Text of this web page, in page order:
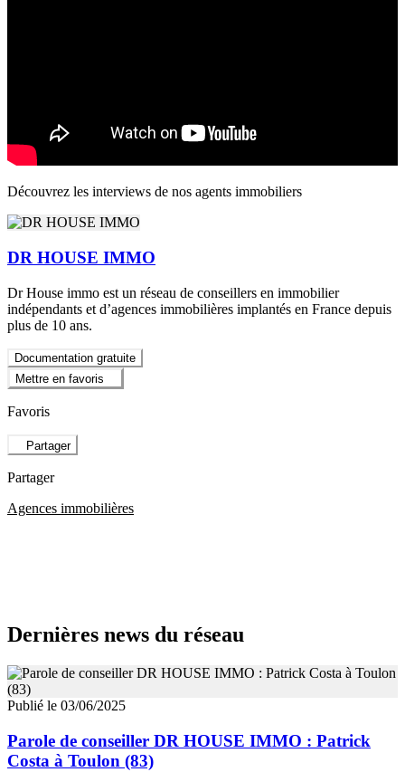
Découvrez les interviews de nos agents immobiliers
DR HOUSE IMMO
Dr House immo est un réseau de conseillers en immobilier
indépendants et d’agences immobilières implantés en France depuis
plus de 10 ans.
Documentation gratuite
Mettre en favoris
Favoris
Partager
Partager
Agences immobilières
Dernières news du réseau
Publié le 03/06/2025
Parole de conseiller DR HOUSE IMMO : Patrick
Costa à Toulon (83)